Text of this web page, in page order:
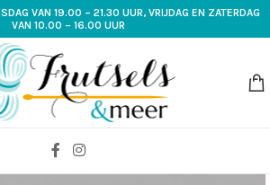
VAN 19.00 – 21.30 UUR, VRIJDAG EN ZATERDAG
VAN 10.00 – 16.00 UUR